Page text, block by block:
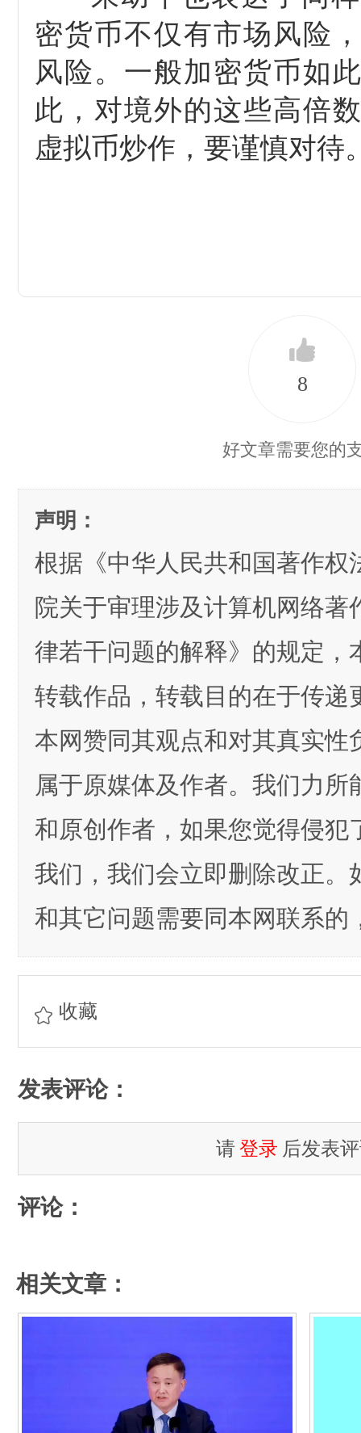
密货币不仅有市场风险
风险。一般加密货币如
此，对境外的这些高倍
虚拟币炒作，要谨慎对待
8
好文章需要您的
声明：
根据《中华人民共和国著作权
院关于审理涉及计算机网络著
律若干问题的解释》的规定，
转载作品，转载目的在于传递
本网赞同其观点和对其真实性
属于原媒体及作者。我们力所
和原创作者，如果您觉得侵犯
我们，我们会立即删除改正。
和其它问题需要同本网联系的
收藏
发表评论：
请 登录 后发表
评论：
相关文章：